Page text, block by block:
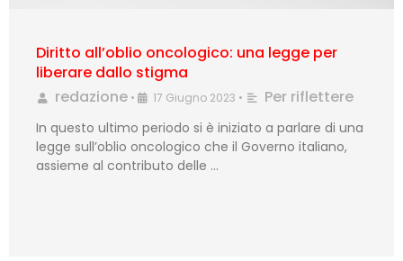
Diritto all’oblio oncologico: una legge per
liberare dallo stigma
redazione • 17 Giugno 2023 • Per riflettere
In questo ultimo periodo si è iniziato a parlare di una
legge sull’oblio oncologico che il Governo italiano,
assieme al contributo delle …